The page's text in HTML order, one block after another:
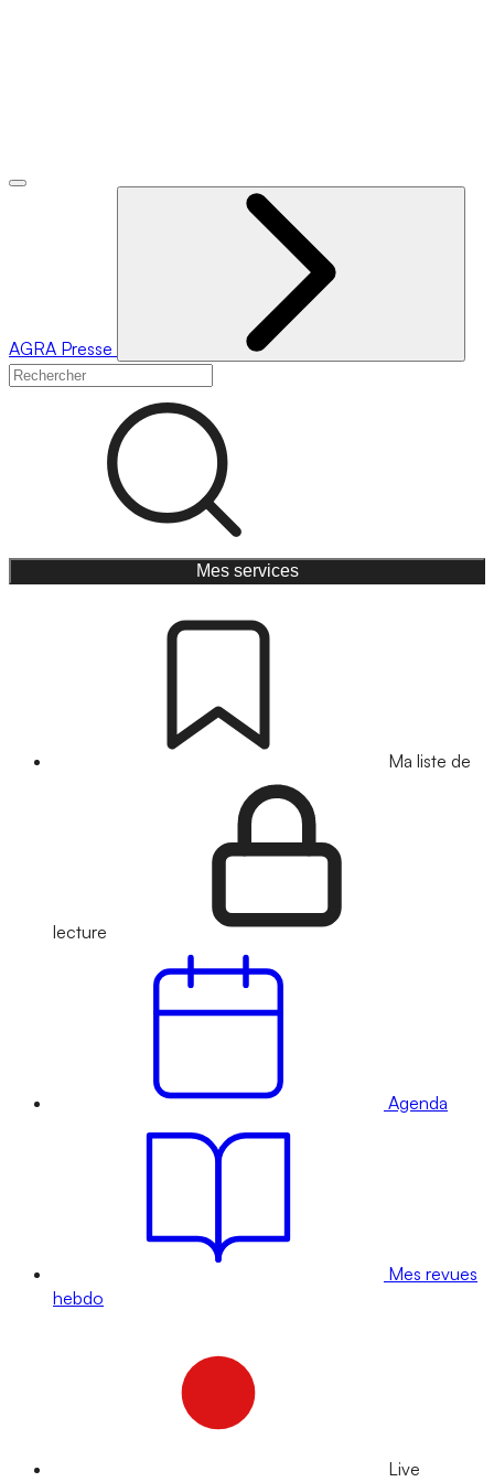
AGRA Presse
Mes services
Ma liste de
lecture
Agenda
Mes revues
hebdo
Live